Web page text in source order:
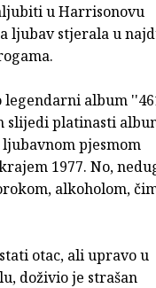
u Harrisonovu
ljubav stjerala u
legendarni album
slijedi platinasti
pjesmom
1977. No,
alkoholom,
otac, ali upravo u
doživio je strašan